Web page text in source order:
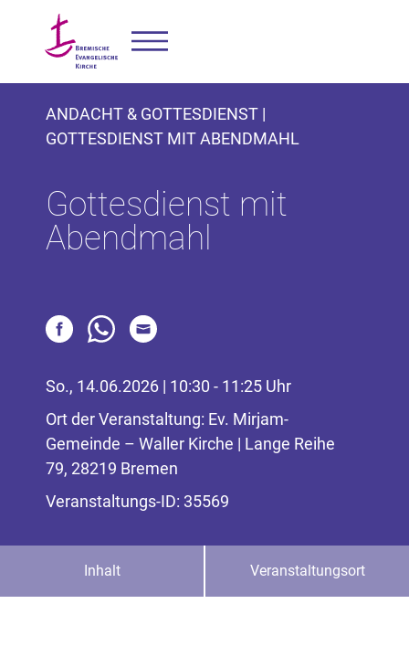
ANDACHT & GOTTESDIENST |
GOTTESDIENST MIT ABENDMAHL
Gottesdienst mit
Abendmahl
So., 14.06.2026 | 10:30 - 11:25 Uhr
Ort der Veranstaltung: Ev. Mirjam-
Gemeinde – Waller Kirche | Lange Reihe
79, 28219 Bremen
Veranstaltungs-ID: 35569
Inhalt Veranstaltungsort